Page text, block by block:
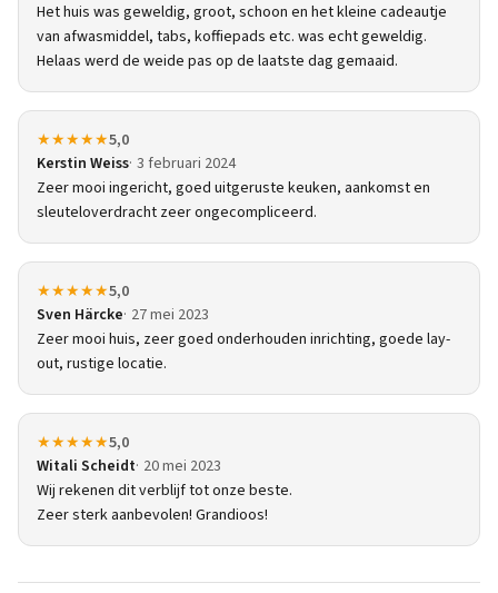
Het huis was geweldig, groot, schoon en het kleine cadeautje
van afwasmiddel, tabs, koffiepads etc. was echt geweldig.
Helaas werd de weide pas op de laatste dag gemaaid.
★★★★★5,0
Kerstin Weiss 3 februari 2024
Zeer mooi ingericht, goed uitgeruste keuken, aankomst en
sleuteloverdracht zeer ongecompliceerd.
★★★★★5,0
Sven Härcke 27 mei 2023
Zeer mooi huis, zeer goed onderhouden inrichting, goede lay-
out, rustige locatie.
★★★★★5,0
Witali Scheidt 20 mei 2023
Wij rekenen dit verblijf tot onze beste.
Zeer sterk aanbevolen! Grandioos!